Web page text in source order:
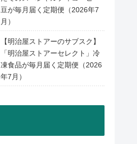
豆が毎月届く定期便（2026年7
月）
【明治屋ストアーのサブスク】
「明治屋ストアーセレクト」冷
凍食品が毎月届く定期便（2026
年7月）